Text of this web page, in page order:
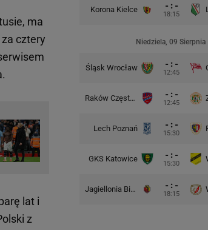
ma
cztery
lat i
z
Korona Kielce - : -
18:15
Niedziela, 09 Sierpnia
Śląsk Wrocław - : -
12:45
Raków Częstochowa - : -
12:45
Lech Poznań - : -
15:30
GKS Katowice - : -
15:30
Jagiellonia Białystok - : -
18:15